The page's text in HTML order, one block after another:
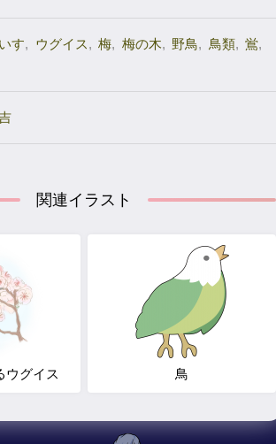
す, ウグイス, 梅, 梅の木, 野鳥, 鳥類, 鴬,
関連イラスト
ウグイス 鳥